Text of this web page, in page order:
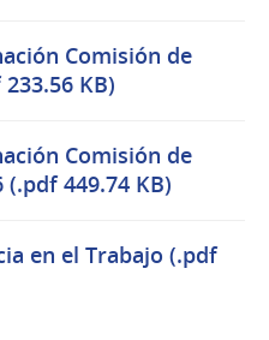
Comisión de
KB)
Comisión de
(.pdf 449.74 KB)
en el Trabajo (.pdf